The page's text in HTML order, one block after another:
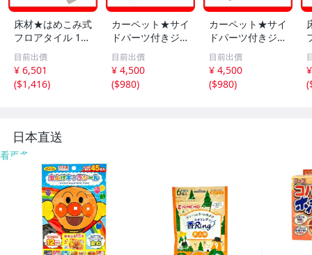
床材★はめこみ式
フロアタイル 12
枚セット 1.5畳/
木目調 フローリ
ング DIY 賃貸OK/
防炎 防水 抗菌 床
目前出價
¥ 6,501
($1,416)
カーペット★サイ
ドパーツ付きジョ
イントマット 16
枚セット 大判60c
m 安心の低ホル
ムアルデヒド 防
目前出價
¥ 4,500
($980)
カーペット★サイ
ドパーツ付きジョ
イントマット 16
枚セット 大判60c
m 安心の低ホル
ムアルデヒド 防
目前出價
¥ 4,500
($980)
(
日本直送
看更多